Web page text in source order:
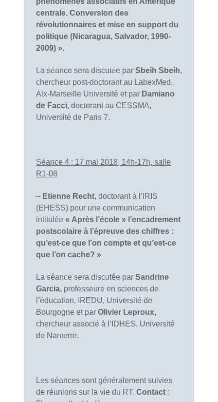
centrale. Conversion des
révolutionnaires et mise en support du
politique (Nicaragua, Salvador, 1990-
2009) ».
La séance sera discutée par Sbeih Sbeih,
chercheur post-doctorant au LabexMed,
Aix-Marseille Université et par Damiano
de Facci, doctorant au CESSMA,
Université de Paris 7.
Séance 4 : 17 mai 2018, 14h-17h, salle
R1-08
– Etienne Recht, doctorant à l’IRIS
(EHESS) pour une communication
intitulée « Après l’école » l’encadrement
postscolaire à l’épreuve des chiffres :
qu’est-ce que l’on compte et qu’est-ce
que l’on cache? »
La séance sera discutée par Sandrine
Garcia, professeure en sciences de
l’éducation, IREDU, Université de
Bourgogne et par Olivier Leproux,
chercheur associé à l’IDHES, Université
de Nanterre.
Les séances sont généralement suivies
de réunions sur la vie du RT. Contact :